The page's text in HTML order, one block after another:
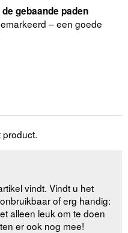
gebaande paden
– een goede
vindt. Vindt u het
of erg handig:
alleen leuk om te doen
er ook nog mee!